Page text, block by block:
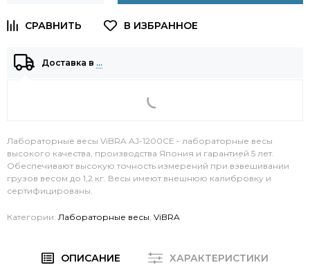
Доставка в …
Лабораторные весы ViBRA AJ-1200CE - лабораторные весы
высокого качества, производства Япония и гарантией 5 лет.
Обеспечивают высокую точность измерений при взвешивании
грузов весом до 1,2 кг. Весы имеют внешнюю калибровку и
сертифицированы.
Категории: Лабораторные весы, ViBRA
ОПИСАНИЕ
ХАРАКТЕРИСТИКИ